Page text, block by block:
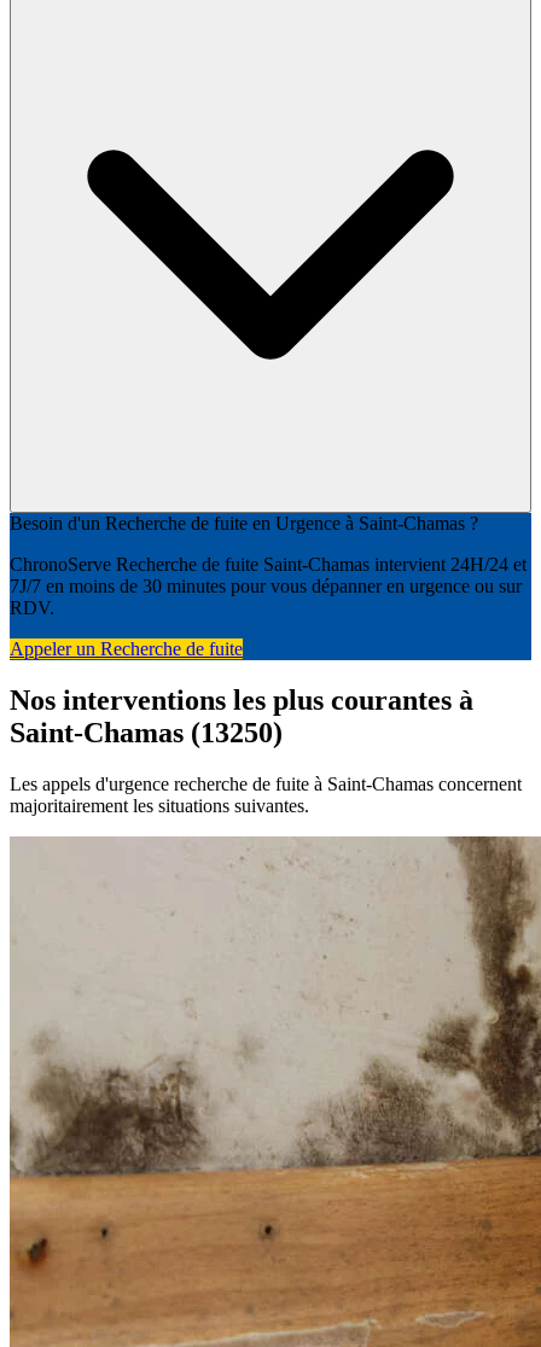
Besoin d'un Recherche de fuite en Urgence à Saint-Chamas ?
ChronoServe Recherche de fuite Saint-Chamas intervient 24H/24 et
7J/7 en moins de 30 minutes pour vous dépanner en urgence ou sur
RDV.
Appeler un Recherche de fuite
Nos interventions les plus courantes à
Saint-Chamas (13250)
Les appels d'urgence recherche de fuite à Saint-Chamas concernent
majoritairement les situations suivantes.